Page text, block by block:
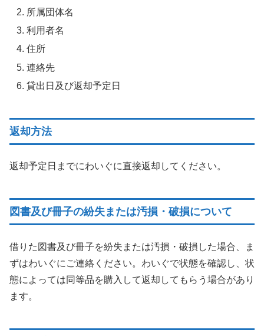
所属団体名
利用者名
住所
連絡先
貸出日及び返却予定日
返却方法
返却予定日までにわいぐに直接返却してください。
図書及び冊子の紛失または汚損・破損について
借りた図書及び冊子を紛失または汚損・破損した場合、ま
ずはわいぐにご連絡ください。わいぐで状態を確認し、状
態によっては同等品を購入して返却してもらう場合があり
ます。